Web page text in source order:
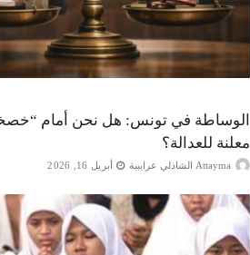
الوساطة في تونس: هل نحن أمام
معلنة للعدالة؟
Attayma الشاذلي عرايبية أبريل 16, 2026